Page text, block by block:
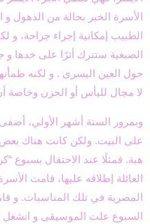
الأسرة الخبر بحالة من الذهول
الطبيب إمكانية إجراء جراحة، و
الصبغية ستترك أثرًا على خدها و
حول العين اليسرى . و لكنه
لا مجال لليأس أو الحزن وخاصة
وبمرور الستة أشهر الأولي،
على البيت. ولكن كانت هناك
هبة. فمثلًا عند الاحتفال بسبوع
العائلة إطلاقه عليها، قامت
المصرية في تلك المناسبات. و
السبوع علت الموسيقى و انشغل